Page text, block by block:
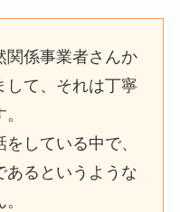
関係事業者さんか
して、それは丁寧
している中で、
あるというような